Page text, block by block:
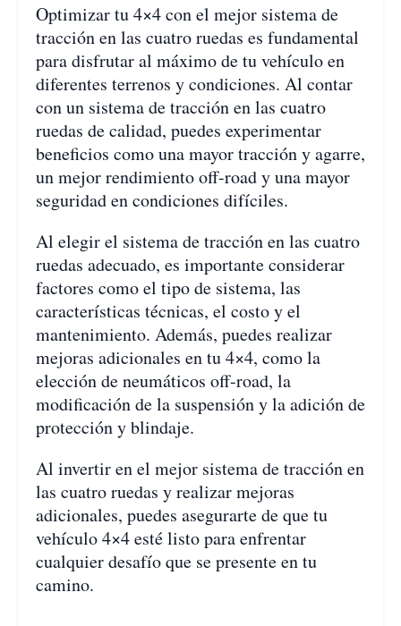
Optimizar tu 4×4 con el mejor sistema de
tracción en las cuatro ruedas es fundamental
para disfrutar al máximo de tu vehículo en
diferentes terrenos y condiciones. Al contar
con un sistema de tracción en las cuatro
ruedas de calidad, puedes experimentar
beneficios como una mayor tracción y agarre,
un mejor rendimiento off-road y una mayor
seguridad en condiciones difíciles.
Al elegir el sistema de tracción en las cuatro
ruedas adecuado, es importante considerar
factores como el tipo de sistema, las
características técnicas, el costo y el
mantenimiento. Además, puedes realizar
mejoras adicionales en tu 4×4, como la
elección de neumáticos off-road, la
modificación de la suspensión y la adición de
protección y blindaje.
Al invertir en el mejor sistema de tracción en
las cuatro ruedas y realizar mejoras
adicionales, puedes asegurarte de que tu
vehículo 4×4 esté listo para enfrentar
cualquier desafío que se presente en tu
camino.